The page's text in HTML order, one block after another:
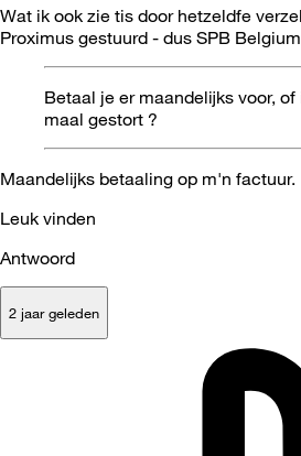
Wat ik ook zie tis door hetzeldfe
Proximus gestuurd - dus SPB
Betaal je er maandelijks voor, of
maal gestort ?
Maandelijks betaaling op m'n factuur.
Leuk vinden
Antwoord
2 jaar geleden